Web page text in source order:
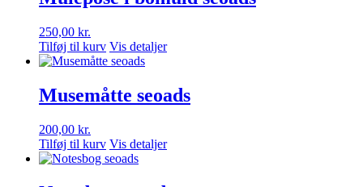
250,00 kr.
Tilføj til kurv Vis detaljer
Musemåtte seoads
200,00 kr.
Tilføj til kurv Vis detaljer